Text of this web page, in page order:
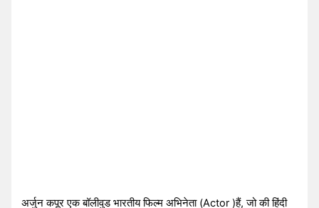
अर्जुन कपूर एक बॉलीवुड भारतीय फिल्म अभिनेता (Actor )हैं, जो की हिंदी